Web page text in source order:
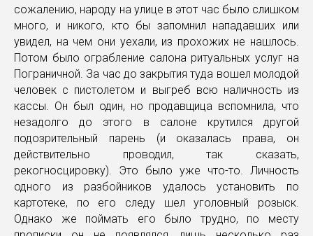
сожалению, народу на улице в этот час было слишком
много, и никого, кто бы запомнил нападавших или
увидел, на чем они уехали, из прохожих не нашлось.
Потом было ограбление салона ритуальных услуг на
Пограничной. За час до закрытия туда вошел молодой
человек с пистолетом и выгреб всю наличность из
кассы. Он был один, но продавщица вспомнила, что
незадолго до этого в салоне крутился другой
подозрительный парень (и оказалась права, он
действительно проводил, так сказать,
рекогносцировку). Это было уже что-то. Личность
одного из разбойников удалось установить по
картотеке, по его следу шел уголовный розыск.
Однако же поймать его было трудно, по месту